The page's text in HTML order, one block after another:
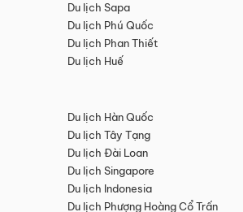
Du lịch Sapa
Du lịch Phú Quốc
Du lịch Phan Thiết
Du lịch Huế
Du lịch Hàn Quốc
Du lịch Tây Tạng
Du lịch Đài Loan
Du lịch Singapore
Du lịch Indonesia
Du lịch Phượng Hoàng Cổ Trấn